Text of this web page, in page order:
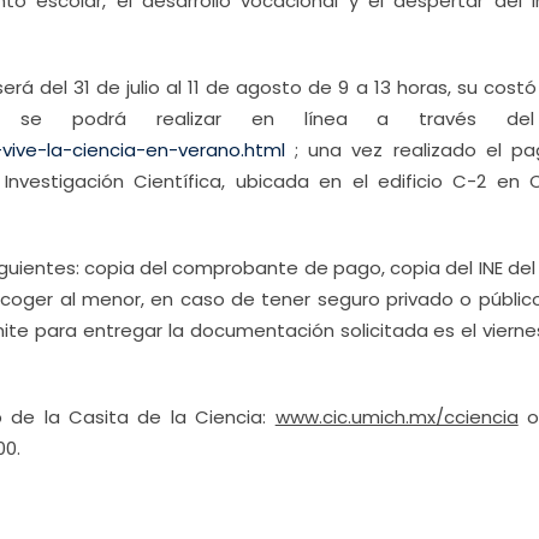
del 31 de julio al 11 de agosto de 9 a 13 horas, su
se podrá realizar en línea a través
la-ciencia-en-verano.html ; una vez realizado el
Científica, ubicada en el edificio C-2 en
copia del comprobante de pago, copia del INE
al menor, en caso de tener seguro privado o
para entregar la documentación solicitada es el
de la Casita de la Ciencia: www.cic.umich.mx/cciencia